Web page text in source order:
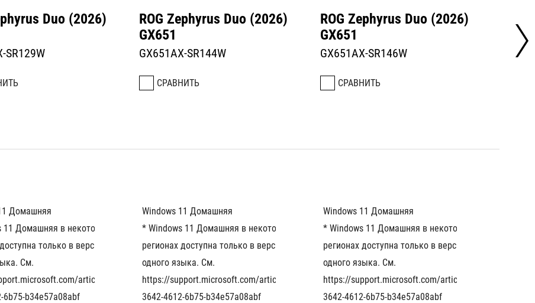
Duo (2026)
SR129W
ROG Zephyrus Duo (2026)
GX651
GX651AX-SR144W
СРАВНИТЬ
ROG Zephyrus Duo (2026)
GX651
GX651AX-SR146W
СРАВНИТЬ
Домашняя
11 Домашняя в некоторых
только в версии для
См.
article/eaf060a6-
6b75-b34e57a08abf
Windows 11 Домашняя
* Windows 11 Домашняя в некоторых
регионах доступна только в версии для
одного языка. См.
https://support.microsoft.com/article/eaf060a6-
3642-4612-6b75-b34e57a08abf
Windows 11 Домашняя
* Windows 11 Домашняя в некоторых
регионах доступна только в версии для
одного языка. См.
https://support.microsoft.com/article/eaf060a6-
3642-4612-6b75-b34e57a08abf